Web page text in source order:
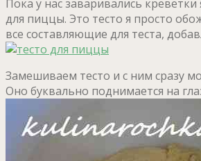
Пока у нас заваривались креветки
для пиццы. Это тесто я просто
все составляющие для теста,
Замешиваем тесто и с ним сразу
Оно буквально поднимается на